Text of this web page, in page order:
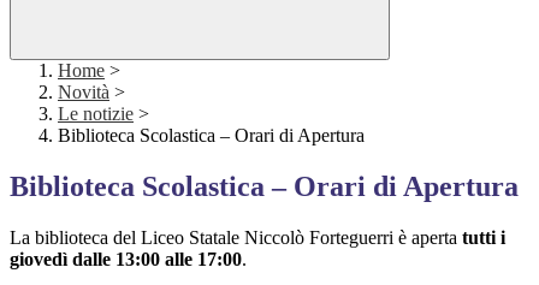
Home >
Novità >
Le notizie >
Biblioteca Scolastica – Orari di Apertura
Biblioteca Scolastica – Orari di Apertura
La biblioteca del Liceo Statale Niccolò Forteguerri è aperta tutti i
giovedì dalle 13:00 alle 17:00.